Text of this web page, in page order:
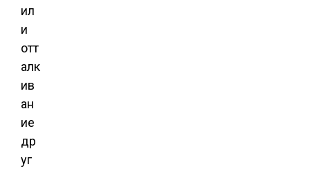
ил
и
отт
алк
ив
ан
ие
др
уг